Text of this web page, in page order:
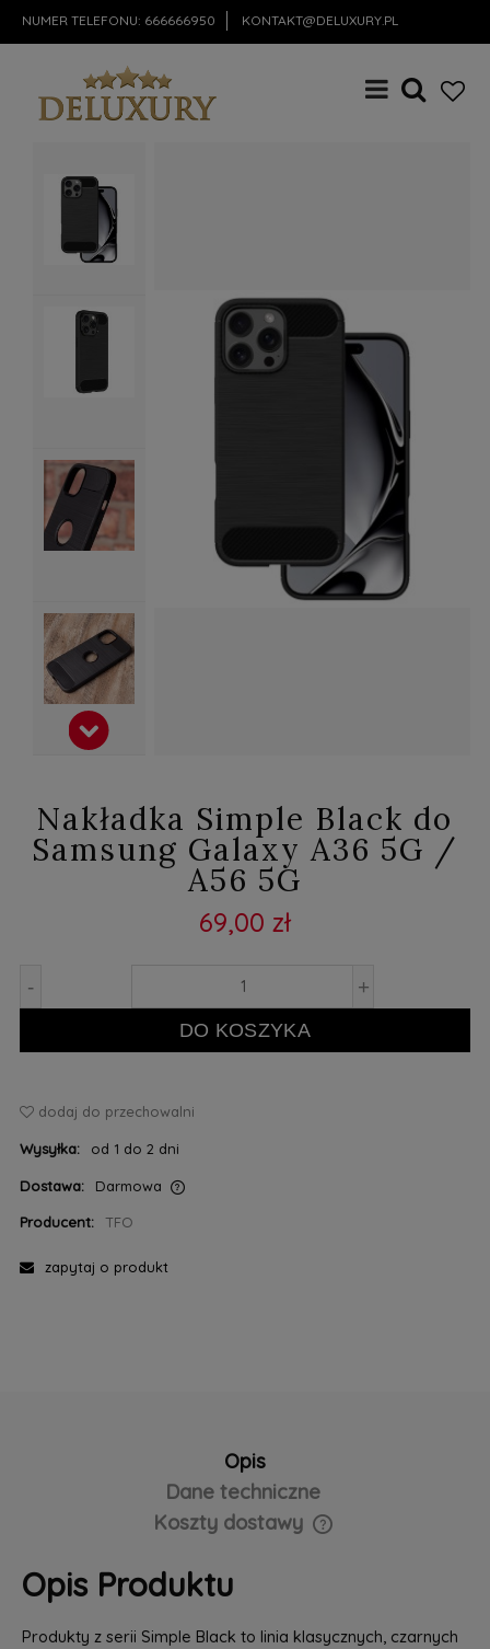
NUMER TELEFONU: 666666950 KONTAKT@DELUXURY.PL
Nakładka Simple Black do
Samsung Galaxy A36 5G /
A56 5G
69,00 zł
- +
DO KOSZYKA
dodaj do przechowalni
Wysyłka: od 1 do 2 dni
Dostawa:
Darmowa
Producent:
TFO
zapytaj o produkt
Opis
Dane techniczne
Koszty dostawy
Cena nie zawiera ewentualnych kosztów płatności
Opis Produktu
Produkty z serii Simple Black to linia klasycznych, czarnych